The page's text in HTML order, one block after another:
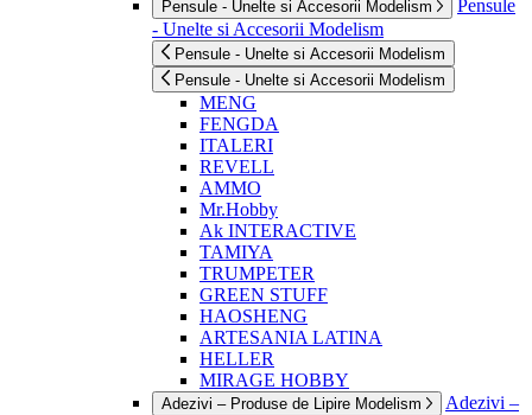
Pensule - Unelte si Accesorii Modelism
Pensule
- Unelte si Accesorii Modelism
Pensule - Unelte si Accesorii Modelism
Pensule - Unelte si Accesorii Modelism
MENG
FENGDA
ITALERI
REVELL
AMMO
Mr.Hobby
Ak INTERACTIVE
TAMIYA
TRUMPETER
GREEN STUFF
HAOSHENG
ARTESANIA LATINA
HELLER
MIRAGE HOBBY
Adezivi – Produse de Lipire Modelism
Adezivi –